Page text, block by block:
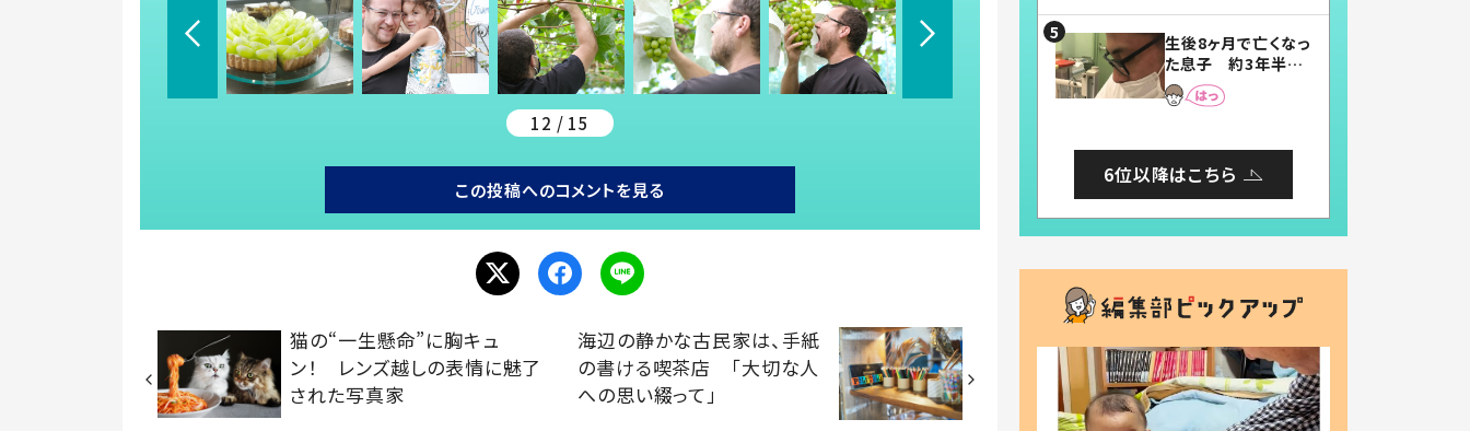
12 / 15
この投稿へのコメントを見る
猫の“一生懸命”に胸キュ
ン！ レンズ越しの表情に魅了
された写真家
海辺の静かな古民家は、手紙
の書ける喫茶店 「大切な人
への思い綴って」
まらない」「幸せにな
れる」
生後8ヶ月で亡くなっ
た息子 約3年半
後、当時の妻の日記
に書いてあった本音
6位以降はこちら